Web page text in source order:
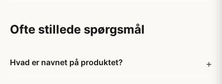
Ofte stillede spørgsmål
Hvad er navnet på produktet?